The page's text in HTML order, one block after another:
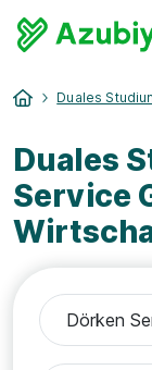
Duales
Duales
Service